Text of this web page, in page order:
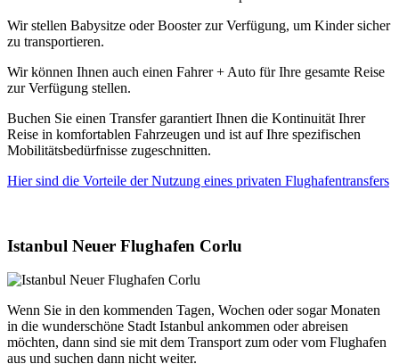
Wir stellen Babysitze oder Booster zur Verfügung, um Kinder sicher
zu transportieren.
Wir können Ihnen auch einen Fahrer + Auto für Ihre gesamte Reise
zur Verfügung stellen.
Buchen Sie einen Transfer garantiert Ihnen die Kontinuität Ihrer
Reise in komfortablen Fahrzeugen und ist auf Ihre spezifischen
Mobilitätsbedürfnisse zugeschnitten.
Hier sind die Vorteile der Nutzung eines privaten Flughafentransfers
Istanbul Neuer Flughafen Corlu
Wenn Sie in den kommenden Tagen, Wochen oder sogar Monaten
in die wunderschöne Stadt Istanbul ankommen oder abreisen
möchten, dann sind sie mit dem Transport zum oder vom Flughafen
aus und suchen dann nicht weiter.